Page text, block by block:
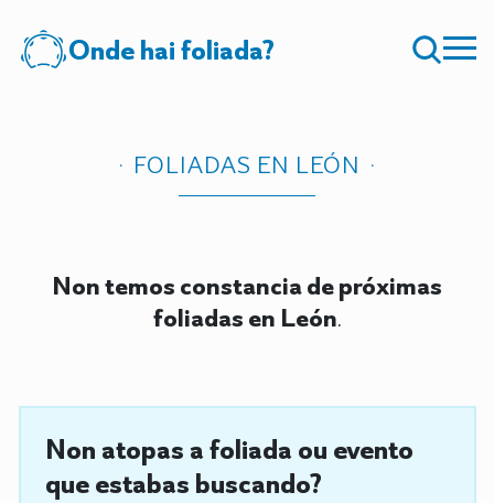
Onde hai foliada?
FOLIADAS EN LEÓN
Non temos constancia de próximas
foliadas en León.
Non atopas a foliada ou evento
que estabas buscando?